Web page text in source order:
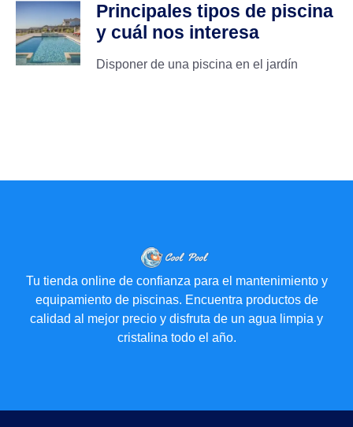
Principales tipos de piscina
y cuál nos interesa
Disponer de una piscina en el jardín
Tu tienda online de confianza para el mantenimiento y
equipamiento de piscinas. Encuentra productos de
calidad al mejor precio y disfruta de un agua limpia y
cristalina todo el año.